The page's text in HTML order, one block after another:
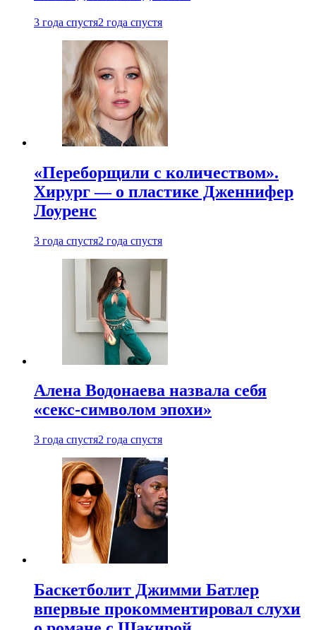
3 года спустя2 года спустя
«Переборщили с количеством».
Хирург — о пластике Дженнифер
Лоуренс
3 года спустя2 года спустя
Алена Водонаева назвала себя
«секс-символом эпохи»
3 года спустя2 года спустя
Баскетболит Джимми Батлер
впервые прокомментировал слухи